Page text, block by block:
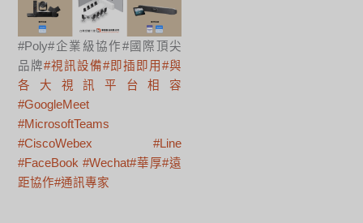
#Poly#企業級協作#國際頂尖
品牌#視訊設備#即插即用#與
各大視訊平台相容
#GoogleMeet
#MicrosoftTeams
#CiscoWebex
#Line
#FaceBook #Wechat#華厚#遠
距協作#通訊專家